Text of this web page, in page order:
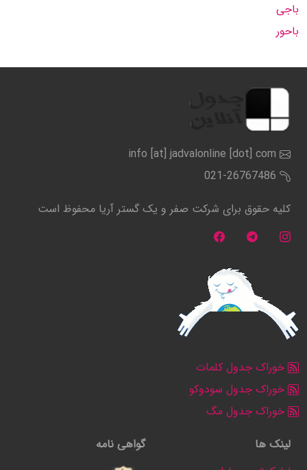
باجی
باحور
info [at] jadvalonline [dot] com
021-26767486
کلیه حقوق برای شرکت صفر و یک گستر آریا محفوظ است
خوراک جدول کلمات
خوراک جدول سودوکو
خوراک جدول مگ
لینک ها
گواهی نامه